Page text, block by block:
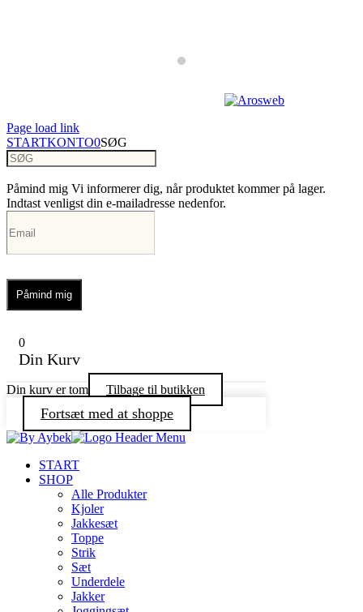
Page load link
STARTKONTO0SØG
Påmind mig Vi informerer dig, når produktet kommer på lager.
Indtast venligst din e-mailadresse nedenfor.
Påmind mig
0
Din Kurv
Din kurv er tom Tilbage til butikken
Fortsæt med at shoppe
START
SHOP
Alle Produkter
Kjoler
Jakkesæt
Toppe
Strik
Sæt
Underdele
Jakker